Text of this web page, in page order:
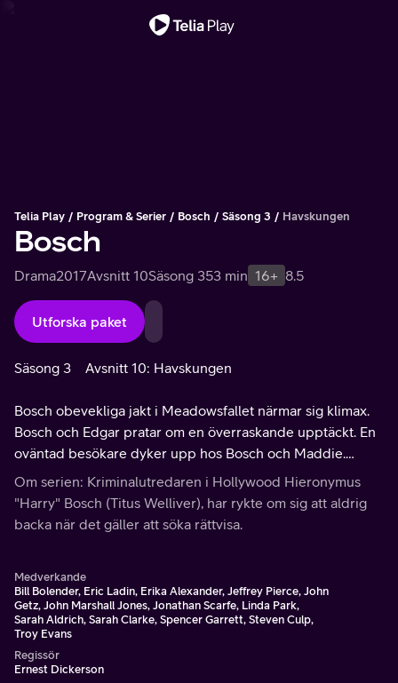
Telia Play Program & Serier Bosch Säsong 3 Havskungen
Bosch
Drama2017Avsnitt 10Säsong 353 min 16+ 8.5
Utforska paket
Säsong 3 Avsnitt 10: Havskungen
Bosch obevekliga jakt i Meadowsfallet närmar sig klimax.
Bosch och Edgar pratar om en överraskande upptäckt. En
oväntad besökare dyker upp hos Bosch och Maddie.
Harry får veta att hans bakgrund är långt ifrån klargjord.
Om serien: Kriminalutredaren i Hollywood Hieronymus
"Harry" Bosch (Titus Welliver), har rykte om sig att aldrig
backa när det gäller att söka rättvisa.
Medverkande
Bill Bolender, Eric Ladin, Erika Alexander, Jeffrey Pierce, John
Getz, John Marshall Jones, Jonathan Scarfe, Linda Park,
Sarah Aldrich, Sarah Clarke, Spencer Garrett, Steven Culp,
Troy Evans
Regissör
Ernest Dickerson